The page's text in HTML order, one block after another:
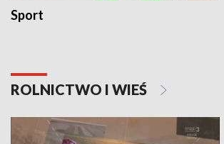
Sport
ROLNICTWO I WIEŚ